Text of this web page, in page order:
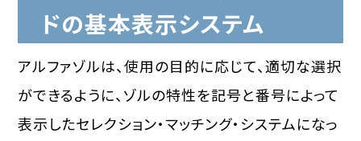
ドの基本表示システム
アルファゾルは、使用の目的に応じて、適切な選択
ができるように、ゾルの特性を記号と番号によって
表示したセレクション・マッチング・システムになっ